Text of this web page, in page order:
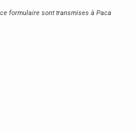
formulaire sont transmises à Paca